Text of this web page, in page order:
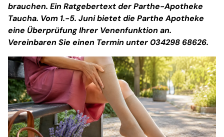
brauchen. Ein Ratgebertext der Parthe-Apotheke
Taucha. Vom 1.-5. Juni bietet die Parthe Apotheke
eine Überprüfung Ihrer Venenfunktion an.
Vereinbaren Sie einen Termin unter 034298 68626.